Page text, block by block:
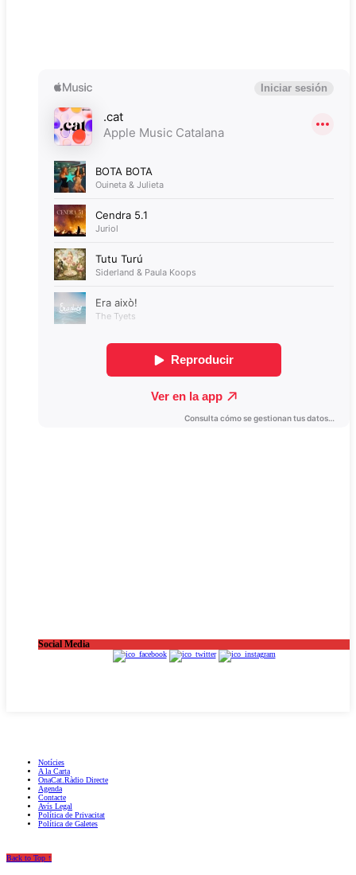
Social Media
Notícies
A la Carta
OnaCat.Ràdio Directe
Agenda
Contacte
Avís Legal
Política de Privacitat
Política de Galetes
Back to Top ↑